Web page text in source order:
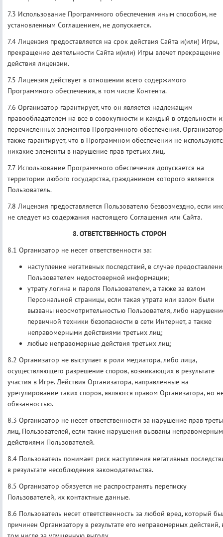
7.3 Использование Программного обеспечения иным способом, не
установленным Соглашением, не допускается.
7.4 Лицензия предоставляется на срок действия Сайта и(или) Игры,
прекращение деятельности Сайта и(или) Игры влечет прекращение
действия лицензии.
7.5 Лицензия действует в отношении всего содержимого
Программного обеспечения, в том числе Контента.
7.6 Организатор гарантирует, что он является надлежащим
правообладателем на все в совокупности и каждый в отдельности
перечисленных элементов Программного обеспечения. Организатор
также гарантирует, что в Программном обеспечении не
никакие элементы в нарушение прав третьих лиц.
7.7 Использование Программного обеспечения допускается на
территории любого государства, гражданином которого является
Пользователь.
7.8 Лицензия предоставляется Пользователю безвозмездно, если
не следует из содержания настоящего Соглашения или Сайта.
8. ОТВЕТСТВЕННОСТЬ СТОРОН
8.1 Организатор не несет ответственности за:
наступление негативных последствий, в случае
Пользователем недостоверной информации;
утрату логина и пароля Пользователем, а также за взлом
Персональной страницы, если такая утрата или взлом были
вызваны неосмотрительностью Пользователя, либо
первичной техники безопасности в сети Интернет, а также
неправомерными действиями третьих лиц;
любые неправомерные действия третьих лиц;
8.2 Организатор не выступает в роли медиатора, либо лица,
осуществляющего разрешение споров, возникающих в результате
участия в Игре. Действия Организатора, направленные на
урегулирование таких споров, являются правом Организатора, но
обязанностью.
8.3 Организатор не несет ответственности за нарушение прав
лиц, Пользователей, если такие нарушения вызваны
действиями Пользователей.
8.4 Пользователь понимает риск наступления негативных
в результате несоблюдения законодательства.
8.5 Организатор обязуется не распространять переписку
Пользователей, их контактные данные.
8.6 Пользователь несет ответственность за любой вред, который
причинен Организатору в результате его неправомерных действий,